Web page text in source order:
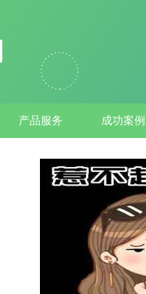
产品服务 成功案例